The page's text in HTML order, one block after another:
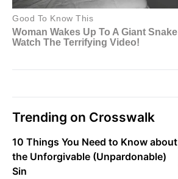
Trending on Crosswalk
10 Things You Need to Know about
the Unforgivable (Unpardonable)
Sin